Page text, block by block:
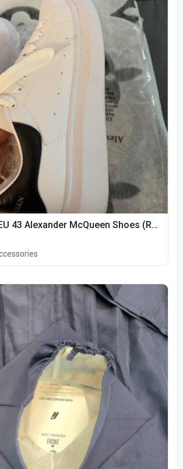
Men’s Sz 10/EU 43 Alexander McQueen Shoes (Reps)